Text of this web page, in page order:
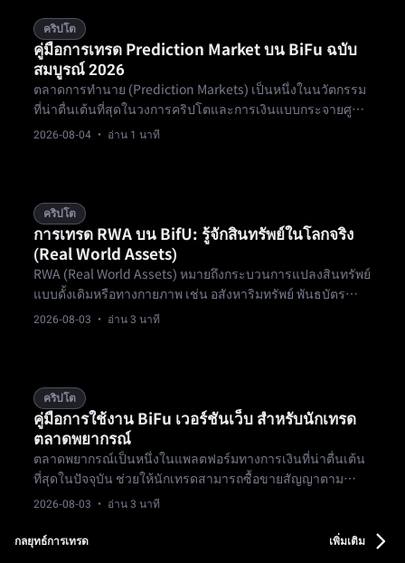
คริปโต
คู่มือการเทรด Prediction Market บน BiFu ฉบับ
สมบูรณ์ 2026
ตลาดการทำนาย (Prediction Markets) เป็นหนึ่งในนวัตกรรม
ที่น่าตื่นเต้นที่สุดในวงการคริปโตและการเงินแบบกระจายศูนย์
ช่วยให้คุณเทรดตามเหตุการณ์ในโลกจริง ตั้งแต่ผลกีฬา การ
2026-08-04 · อ่าน 1 นาที
คริปโต
การเทรด RWA บน BifU: รู้จักสินทรัพย์ในโลกจริง
(Real World Assets)
RWA (Real World Assets) หมายถึงกระบวนการแปลงสินทรัพย์
แบบดั้งเดิมหรือทางกายภาพ เช่น อสังหาริมทรัพย์ พันธบัตร
สินค้าโภคภัณฑ์ สินเชื่อเอกชน และหุ้น ให้เป็นโทเค็นบนบล็อก
2026-08-03 · อ่าน 3 นาที
คริปโต
คู่มือการใช้งาน BiFu เวอร์ชันเว็บ สำหรับนักเทรด
ตลาดพยากรณ์
ตลาดพยากรณ์เป็นหนึ่งในแพลตฟอร์มทางการเงินที่น่าตื่นเต้น
ที่สุดในปัจจุบัน ช่วยให้นักเทรดสามารถซื้อขายสัญญาตาม
เหตุการณ์ในอนาคตที่ตรวจสอบได้ ตั้งแต่ผลกีฬา การเลือกตั้ง
เป็นโดยรวมของฝูงชน สร้างกลไก "ภูมิปัญญาของฝูงชน" ที่
2026-08-03 · อ่าน 3 นาที
กลยุทธ์การเทรด เพิ่มเติม